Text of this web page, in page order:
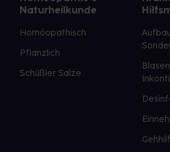
Naturheilkunde
Homöopathisch
Pflanzlich
Schüßler Salze